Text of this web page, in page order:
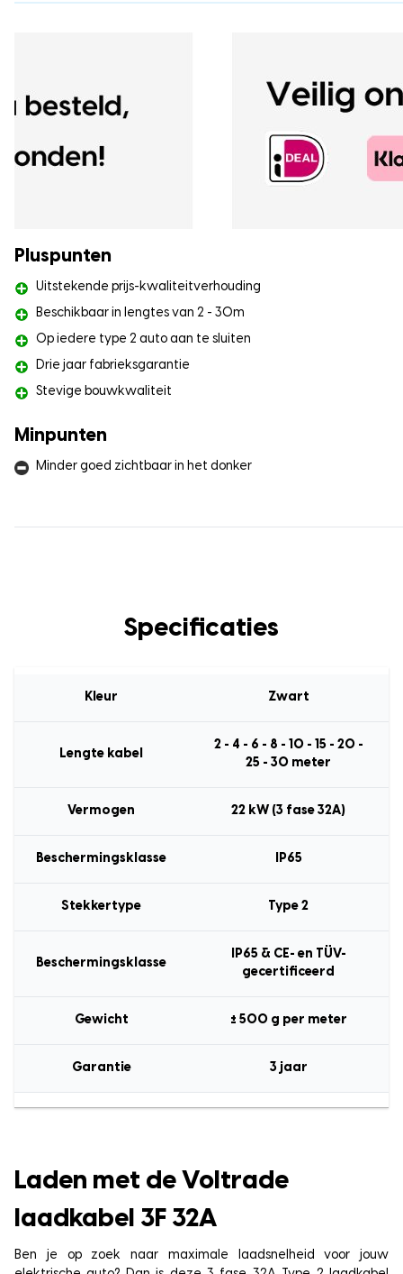
Pluspunten
Uitstekende prijs-kwaliteitverhouding
Beschikbaar in lengtes van 2 - 30m
Op iedere type 2 auto aan te sluiten
Drie jaar fabrieksgarantie
Stevige bouwkwaliteit
Minpunten
Minder goed zichtbaar in het donker
Specificaties
Kleur Zwart
Lengte kabel
2 - 4 - 6 - 8 - 10 - 15 - 20 -
25 - 30 meter
Vermogen 22 kW (3 fase 32A)
Beschermingsklasse IP65
Stekkertype Type 2
Beschermingsklasse
IP65 & CE- en TÜV-
gecertificeerd
Gewicht ± 500 g per meter
Garantie 3 jaar
Laden met de Voltrade
laadkabel 3F 32A
Ben je op zoek naar maximale laadsnelheid voor jouw